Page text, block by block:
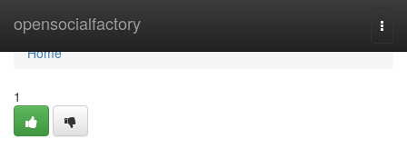
opensocialfactory
Home
Home
1